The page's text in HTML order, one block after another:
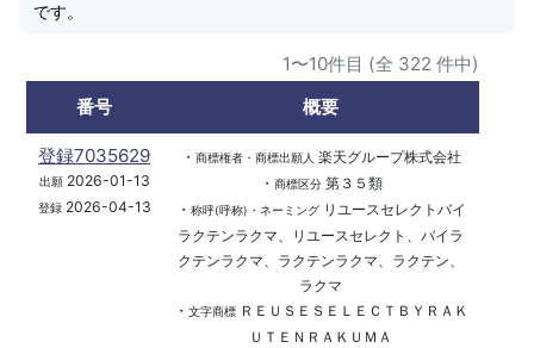
です。
1〜10件目 (全 322 件中)
番号
概要
登録7035629
出願2026-01-13
登録2026-04-13
・ 商標権者・商標出願人 楽天グループ株式会社
・ 商標区分第３５類
・ 称呼(呼称)・ネーミングリユースセレクトバイ
ラクテンラクマ、リユースセレクト、バイラ
クテンラクマ、ラクテンラクマ、ラクテン、
ラクマ
・ 文字商標ＲＥＵＳＥＳＥＬＥＣＴＢＹＲＡＫ
ＵＴＥＮＲＡＫＵＭＡ